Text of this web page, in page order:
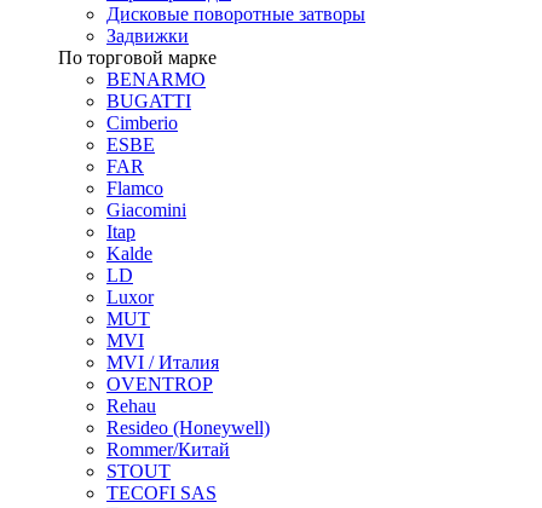
Дисковые поворотные затворы
Задвижки
По торговой марке
BENARMO
BUGATTI
Cimberio
ESBE
FAR
Flamco
Giacomini
Itap
Kalde
LD
Luxor
MUT
MVI
MVI / Италия
OVENTROP
Rehau
Resideo (Honeywell)
Rommer/Китай
STOUT
TECOFI SAS